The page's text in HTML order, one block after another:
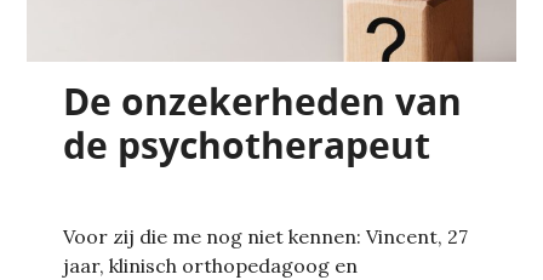
De onzekerheden van
de psychotherapeut
Voor zij die me nog niet kennen: Vincent, 27
jaar, klinisch orthopedagoog en